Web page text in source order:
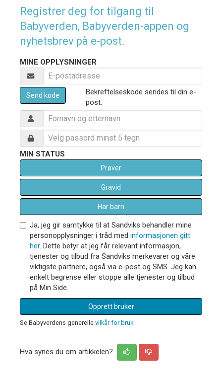
Registrer deg for tilgang til
Babyverden, Babyverden-appen og
nyhetsbrev på e-post.
MINE OPPLYSNINGER
Send kode
Bekreftelseskode sendes til din e-
post.
MIN STATUS
Prøver
Gravid
Har barn
Ja, jeg gir samtykke til at Sandviks behandler mine
personopplysninger i tråd med informasjonen gitt
her. Dette betyr at jeg får relevant informasjon,
tjenester og tilbud fra Sandviks merkevarer og våre
viktigste partnere, også via e-post og SMS. Jeg kan
enkelt begrense eller stoppe alle tjenester og tilbud
på Min Side.
Opprett bruker
Se Babyverdens generelle vilkår for bruk
Hva synes du om artikkelen?